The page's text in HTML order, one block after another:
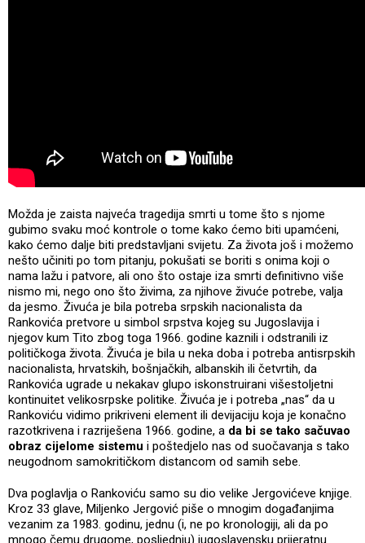
Možda je zaista najveća tragedija smrti u tome što s njome
gubimo svaku moć kontrole o tome kako ćemo biti upamćeni,
kako ćemo dalje biti predstavljani svijetu. Za života još i možemo
nešto učiniti po tom pitanju, pokušati se boriti s onima koji o
nama lažu i patvore, ali ono što ostaje iza smrti definitivno više
nismo mi, nego ono što živima, za njihove živuće potrebe, valja
da jesmo. Živuća je bila potreba srpskih nacionalista da
Rankovića pretvore u simbol srpstva kojeg su Jugoslavija i
njegov kum Tito zbog toga 1966. godine kaznili i odstranili iz
političkoga života. Živuća je bila u neka doba i potreba antisrpskih
nacionalista, hrvatskih, bošnjačkih, albanskih ili četvrtih, da
Rankovića ugrade u nekakav glupo iskonstruirani višestoljetni
kontinuitet velikosrpske politike. Živuća je i potreba „nas“ da u
Rankoviću vidimo prikriveni element ili devijaciju koja je konačno
razotkrivena i razriješena 1966. godine, a da bi se tako sačuvao
obraz cijelome sistemu i poštedjelo nas od suočavanja s tako
neugodnom samokritičkom distancom od samih sebe.
Dva poglavlja o Rankoviću samo su dio velike Jergovićeve knjige.
Kroz 33 glave, Miljenko Jergović piše o mnogim događanjima
vezanim za 1983. godinu, jednu (i, ne po kronologiji, ali da po
mnogo čemu drugome, posljednju) jugoslavensku prijeratnu